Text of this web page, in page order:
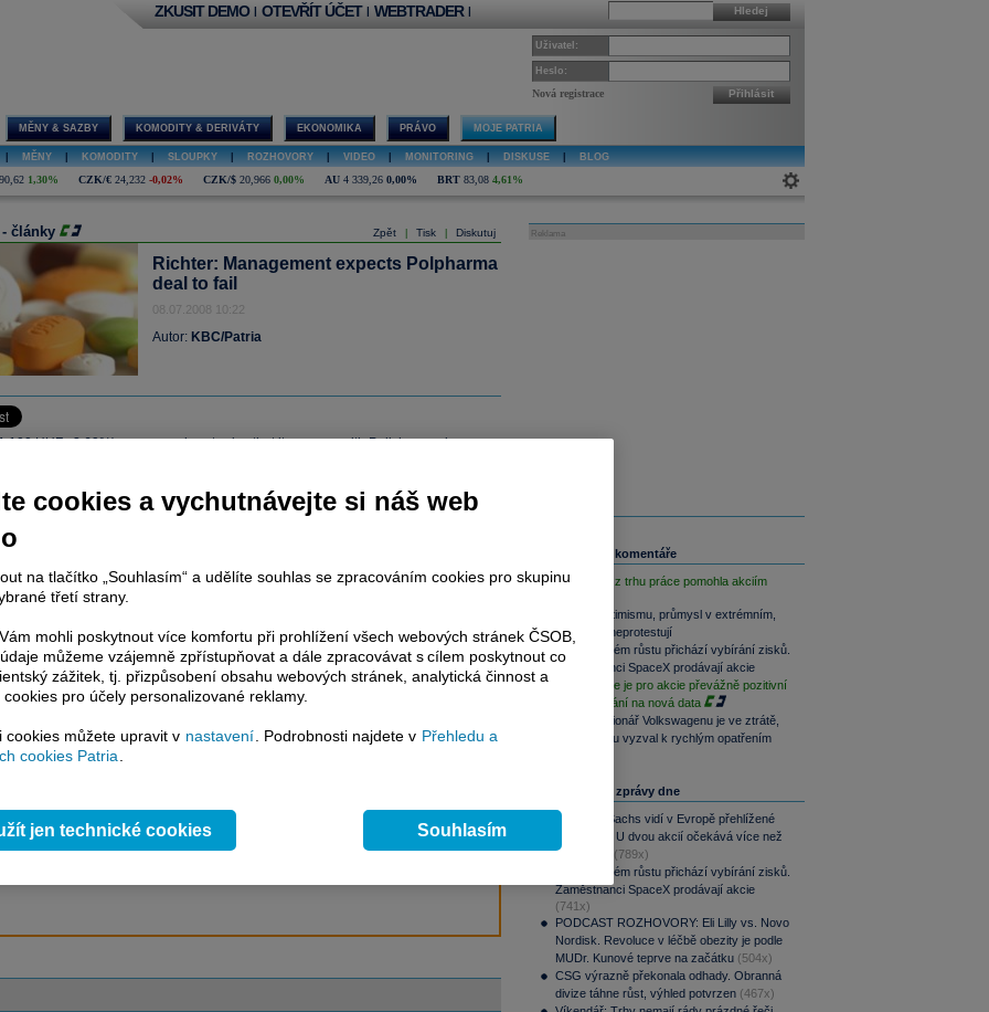
Hledej
ZKUSIT DEMO | OTEVŘÍT ÚČET | WEBTRADER |
Uživatel:
Heslo:
Nová registrace Přihlásit
MĚNY & SAZBY KOMODITY & DERIVÁTY EKONOMIKA PRÁVO MOJE PATRIA
MĚNY KOMODITY SLOUPKY ROZHOVORY VIDEO MONITORING DISKUSE BLOG
1,30% CZK/€ 24,232 -0,02% CZK/$ 20,966 0,00% AU 4 339,26 0,00% BRT 83,08 4,61%
Zpět Tisk Diskutuj
- články
Richter: Management expects Polpharma
deal to fail
08.07.2008 10:22
Autor: KBC/Patria
100 HUF, -2,69%) announced yesterday that its merger with Polish generic
článku je dostupné jen klientům placených služebPatria Plus/
Pluspřípadně uživatelům platformy
placeného informačního servisu získáte
kekompletnímu zpravodajství
bez jakýchkoliv omezení. Veškeré
terminálovou metodou (bez nutnosti obnovovat stránku) bez
a v plné verzi.
mailové zpravodajství,data z finančních trhů v reálném čase, kompletní
servis
časových řad ke stažení,
Reklama
Související komentáře
Slabá data z trhu práce pomohla akciím
Akcie v optimismu, průmysl v extrémním,
dluhopisy neprotestují
Po raketovém růstu přichází vybírání zisků.
Zaměstnanci SpaceX prodávají akcie
Závěr týdne je pro akcie převážně pozitivní
při vyčkávání na nová data
Hlavní akcionář Volkswagenu je ve ztrátě,
automobilku vyzval k rychlým opatřením
Nejčtenější zprávy dne
Goldman Sachs vidí v Evropě přehlížené
příležitosti. U dvou akcií očekává více než
100% růst
(789x)
Po raketovém růstu přichází vybírání zisků.
Zaměstnanci SpaceX prodávají akcie
(741x)
PODCAST ROZHOVORY: Eli Lilly vs. Novo
Nordisk. Revoluce v léčbě obezity je podle
MUDr. Kunové teprve na začátku (504x)
CSG výrazně překonala odhady. Obranná
divize táhne růst, výhled potvrzen (467x)
cookies a vychutnávejte si náš web
na tlačítko „Souhlasím“ a udělíte souhlas se zpracováním cookies pro skupinu
třetí strany.
mohli poskytnout více komfortu při prohlížení všech webových stránek ČSOB,
můžeme vzájemně zpřístupňovat a dále zpracovávat s cílem poskytnout co
zážitek, tj. přizpůsobení obsahu webových stránek, analytická činnost a
pro účely personalizované reklamy.
cookies můžete upravit v nastavení . Podrobnosti najdete v Přehledu a
cookies Patria
jen technické cookies Souhlasím